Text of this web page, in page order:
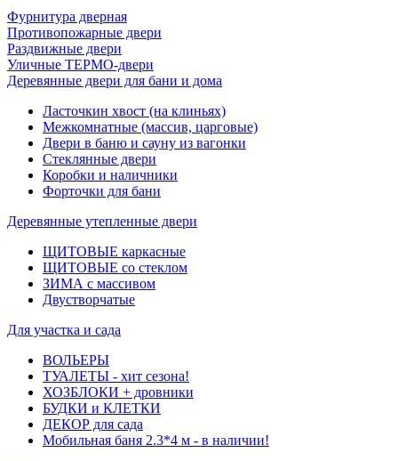
Фурнитура дверная
Противопожарные двери
Раздвижные двери
Уличные ТЕРМО-двери
Деревянные двери для бани и дома
Ласточкин хвост (на клиньях)
Межкомнатные (массив, царговые)
Двери в баню и сауну из вагонки
Стеклянные двери
Коробки и наличники
Форточки для бани
Деревянные утепленные двери
ЩИТОВЫЕ каркасные
ЩИТОВЫЕ со стеклом
ЗИМА с массивом
Двустворчатые
Для участка и сада
ВОЛЬЕРЫ
ТУАЛЕТЫ - хит сезона!
ХОЗБЛОКИ + дровники
БУДКИ и КЛЕТКИ
ДЕКОР для сада
Мобильная баня 2.3*4 м - в наличии!